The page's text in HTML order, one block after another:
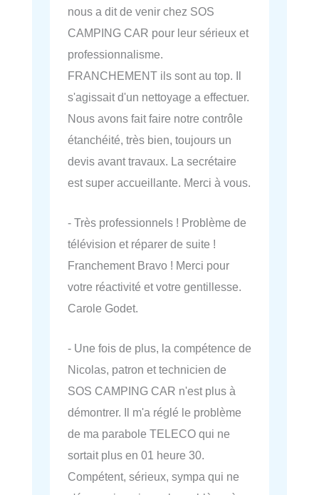
nous a dit de venir chez SOS
CAMPING CAR pour leur sérieux et
professionnalisme.
FRANCHEMENT ils sont au top. Il
s'agissait d'un nettoyage a effectuer.
Nous avons fait faire notre contrôle
étanchéité, très bien, toujours un
devis avant travaux. La secrétaire
est super accueillante. Merci à vous.
- Très professionnels ! Problème de
télévision et réparer de suite !
Franchement Bravo ! Merci pour
votre réactivité et votre gentillesse.
Carole Godet.
- Une fois de plus, la compétence de
Nicolas, patron et technicien de
SOS CAMPING CAR n'est plus à
démontrer. Il m'a réglé le problème
de ma parabole TELECO qui ne
sortait plus en 01 heure 30.
Compétent, sérieux, sympa qui ne